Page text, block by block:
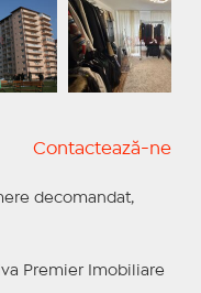
Contactează-ne
decomandat,
Premier Imobiliare